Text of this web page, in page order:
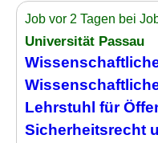
Job vor 2 Tagen bei
Universität Passau
Lehrstuhl für
Sicherheitsrecht